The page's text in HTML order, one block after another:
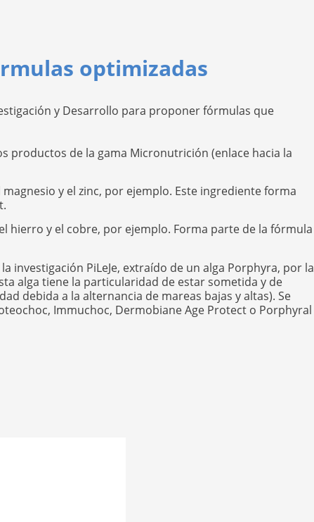
optimizadas
y Desarrollo para proponer fórmulas que
productos de la gama Micronutrición (enlace hacia la
y el zinc, por ejemplo. Este ingrediente forma
hierro y el cobre, por ejemplo. Forma parte de la fórmula
investigación PiLeJe, extraído de un alga Porphyra, por la
alga tiene la particularidad de estar sometida y de
debida a la alternancia de mareas bajas y altas). Se
Immuchoc, Dermobiane Age Protect o Porphyral